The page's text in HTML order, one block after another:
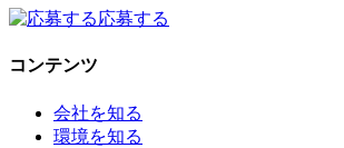
応募する
コンテンツ
会社を知る
環境を知る